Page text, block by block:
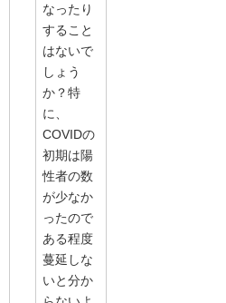
なったり
すること
はないで
しょう
か？特
に、
COVIDの
初期は陽
性者の数
が少なか
ったので
ある程度
蔓延しな
いと分か